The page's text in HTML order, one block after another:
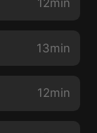
13min
12min